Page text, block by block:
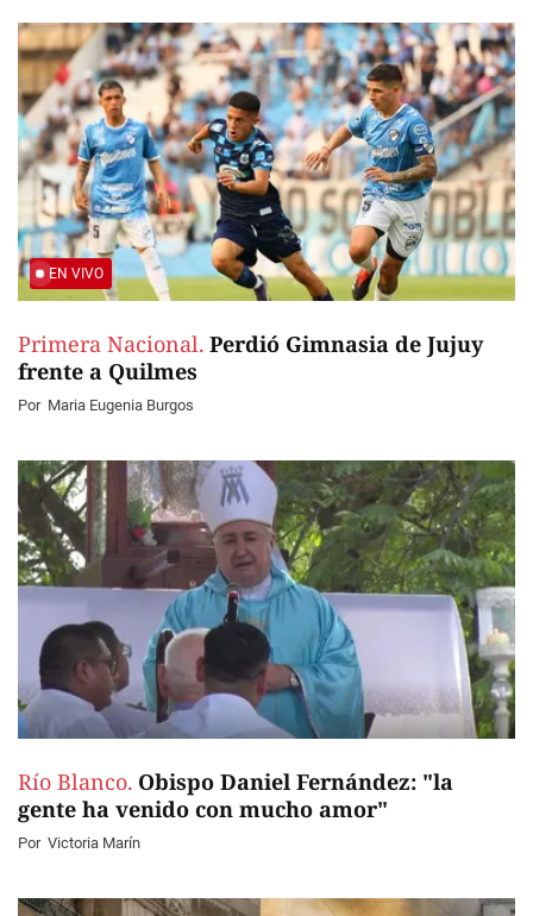
EN VIVO
Primera Nacional. Perdió Gimnasia de Jujuy
frente a Quilmes
Por Maria Eugenia Burgos
Río Blanco. Obispo Daniel Fernández: "la
gente ha venido con mucho amor"
Por Victoria Marín